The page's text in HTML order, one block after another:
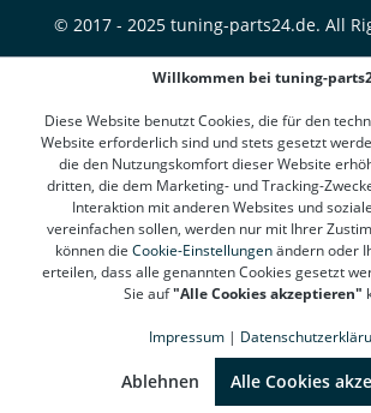
© 2017 - 2025 tuning-parts24.de. All
Willkommen bei tuning-
Diese Website benutzt Cookies, die für den
Website erforderlich sind und stets gesetzt
die den Nutzungskomfort dieser Website
dritten, die dem Marketing- und Tracking-
Interaktion mit anderen Websites und
vereinfachen sollen, werden nur mit Ihrer
können die Cookie-Einstellungenändern oder
erteilen, dass alle genannten Cookies gesetzt
Sie auf"Alle Cookies akzeptieren"
Impressum |
Ablehnen Alle Cookies
(4.78 / 5)
1310
Bewertungen bei: google.de,
Informationen zur Echtheit der Bewertungen